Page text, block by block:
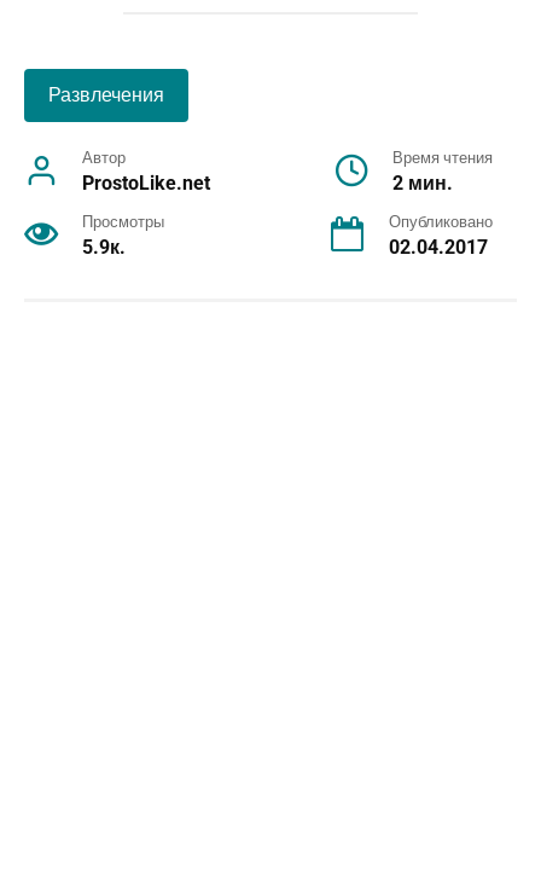
Развлечения
Автор
ProstoLike.net
Время чтения
2 мин.
Просмотры
5.9к.
Опубликовано
02.04.2017